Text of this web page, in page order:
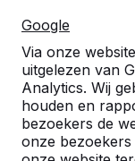
Google
Via onze
uitgelezen van
Analytics. Wij
houden en
bezoekers de
onze
9